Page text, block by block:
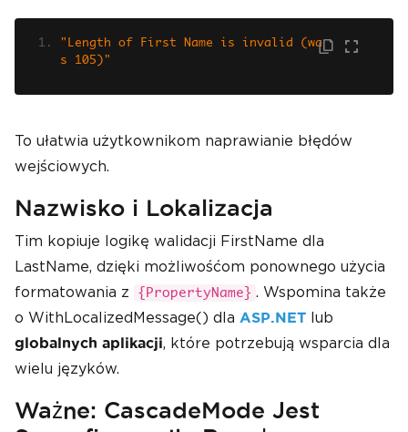
"Length of First Name is invalid (wa
s 105)"
To ułatwia użytkownikom naprawianie błędów
wejściowych.
Nazwisko i Lokalizacja
Tim kopiuje logikę walidacji FirstName dla
LastName, dzięki możliwośćom ponownego użycia
formatowania z
{PropertyName} . Wspomina także
o WithLocalizedMessage() dla ASP.NET lub
globalnych aplikacji, które potrzebują wsparcia dla
wielu języków.
Ważne: CascadeMode Jest